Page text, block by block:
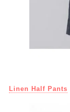
Linen Half Pants